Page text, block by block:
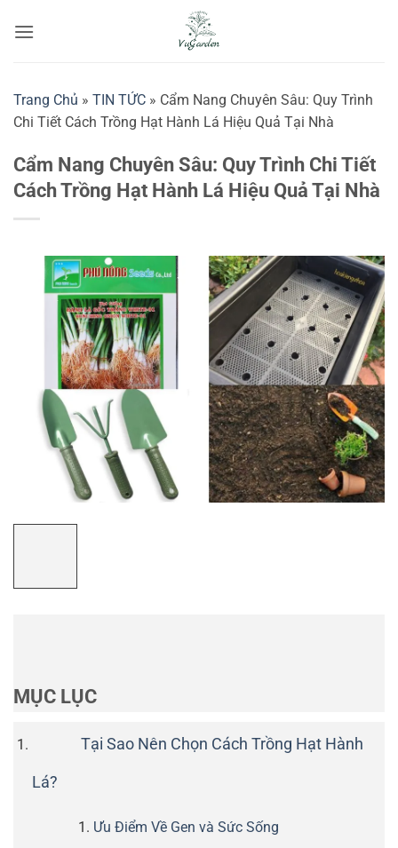
qua
Trang Chủ » TIN TỨC » Cẩm Nang Chuyên Sâu: Quy Trình
Chi Tiết Cách Trồng Hạt Hành Lá Hiệu Quả Tại Nhà
Cẩm Nang Chuyên Sâu: Quy Trình Chi Tiết
Cách Trồng Hạt Hành Lá Hiệu Quả Tại Nhà
MỤC LỤC
Tại Sao Nên Chọn Cách Trồng Hạt Hành
Lá?
Ưu Điểm Về Gen và Sức Sống